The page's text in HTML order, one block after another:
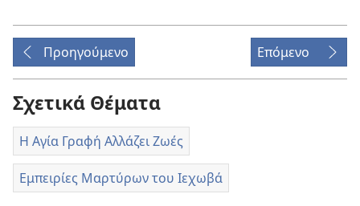
Προηγούμενο Επόμενο
Σχετικά Θέματα
Η Αγία Γραφή Αλλάζει Ζωές
Εμπειρίες Μαρτύρων του Ιεχωβά